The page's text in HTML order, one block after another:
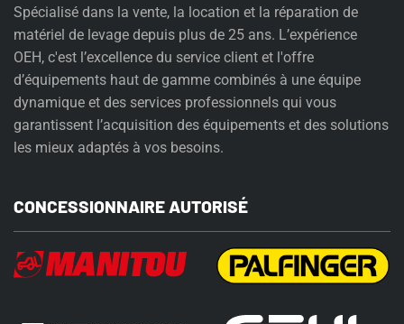
Spécialisé dans la vente, la location et la réparation de
matériel de levage depuis plus de 25 ans. L’expérience
OEH, c'est l’excellence du service client et l'offre
d’équipements haut de gamme combinés à une équipe
dynamique et des services professionnels qui vous
garantissent l’acquisition des équipements et des solutions
les mieux adaptés à vos besoins.
CONCESSIONNAIRE AUTORISÉ